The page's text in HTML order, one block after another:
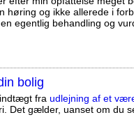
høring og ikke allerede i
egentlig behandling og
bolig
fra udlejning af et
Det gælder, uanset om du